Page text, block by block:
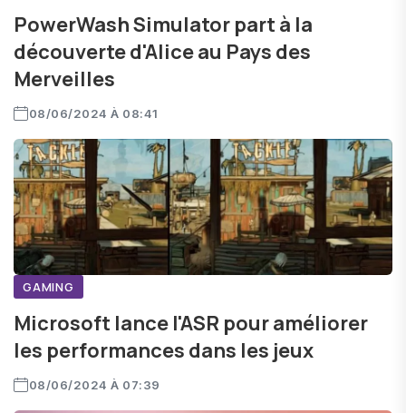
PowerWash Simulator part à la
découverte d'Alice au Pays des
Merveilles
08/06/2024 À 08:41
GAMING
Microsoft lance l'ASR pour améliorer
les performances dans les jeux
08/06/2024 À 07:39